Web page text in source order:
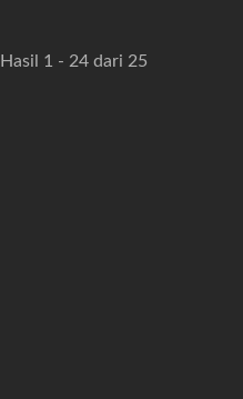
Hasil 1 - 24 dari 25